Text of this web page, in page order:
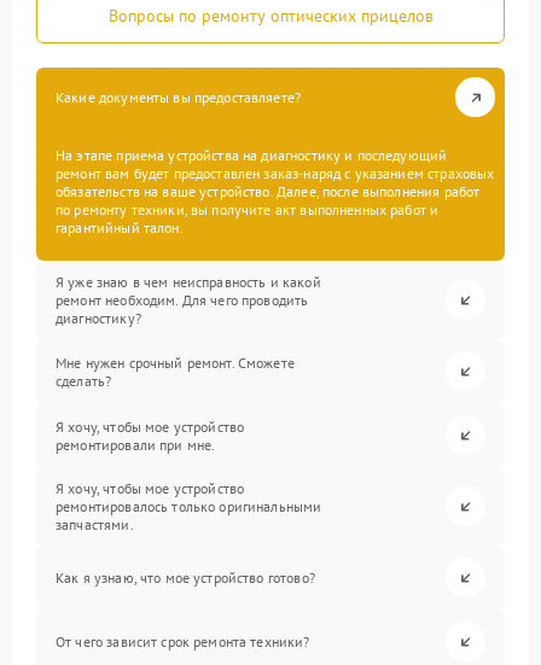
Вопросы по ремонту оптических прицелов
Какие документы вы предоставляете?
На этапе приема устройства на диагностику и последующий
ремонт вам будет предоставлен заказ-наряд с указанием страховых
обязательств на ваше устройство. Далее, после выполнения работ
по ремонту техники, вы получите акт выполненных работ и
гарантийный талон.
Я уже знаю в чем неисправность и какой
ремонт необходим. Для чего проводить
диагностику?
Мне нужен срочный ремонт. Сможете
сделать?
Я хочу, чтобы мое устройство
ремонтировали при мне.
Я хочу, чтобы мое устройство
ремонтировалось только оригинальными
запчастями.
Как я узнаю, что мое устройство готово?
От чего зависит срок ремонта техники?